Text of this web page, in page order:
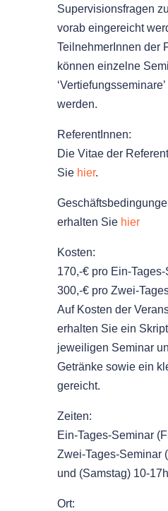
Supervisionsfragen
vorab eingereicht
TeilnehmerInnen der
können einzelne
werden.
ReferentInnen:
Die Vitae der
Sie hier.
erhalten Sie hier
Kosten:
170,-€ pro Ein-
300,-€ pro Zwei-
Auf Kosten der
erhalten Sie ein
jeweiligen Seminar
Getränke sowie ein
gereicht.
Zeiten:
Ein-Tages-Seminar
Zwei-Tages-Seminar
und (Samstag) 10-17h
Ort: